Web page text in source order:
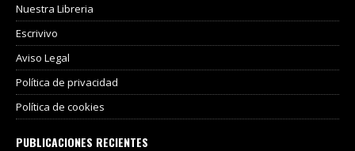
Nuestra Libreria
Escrivivo
Aviso Legal
Política de privacidad
Política de cookies
PUBLICACIONES RECIENTES